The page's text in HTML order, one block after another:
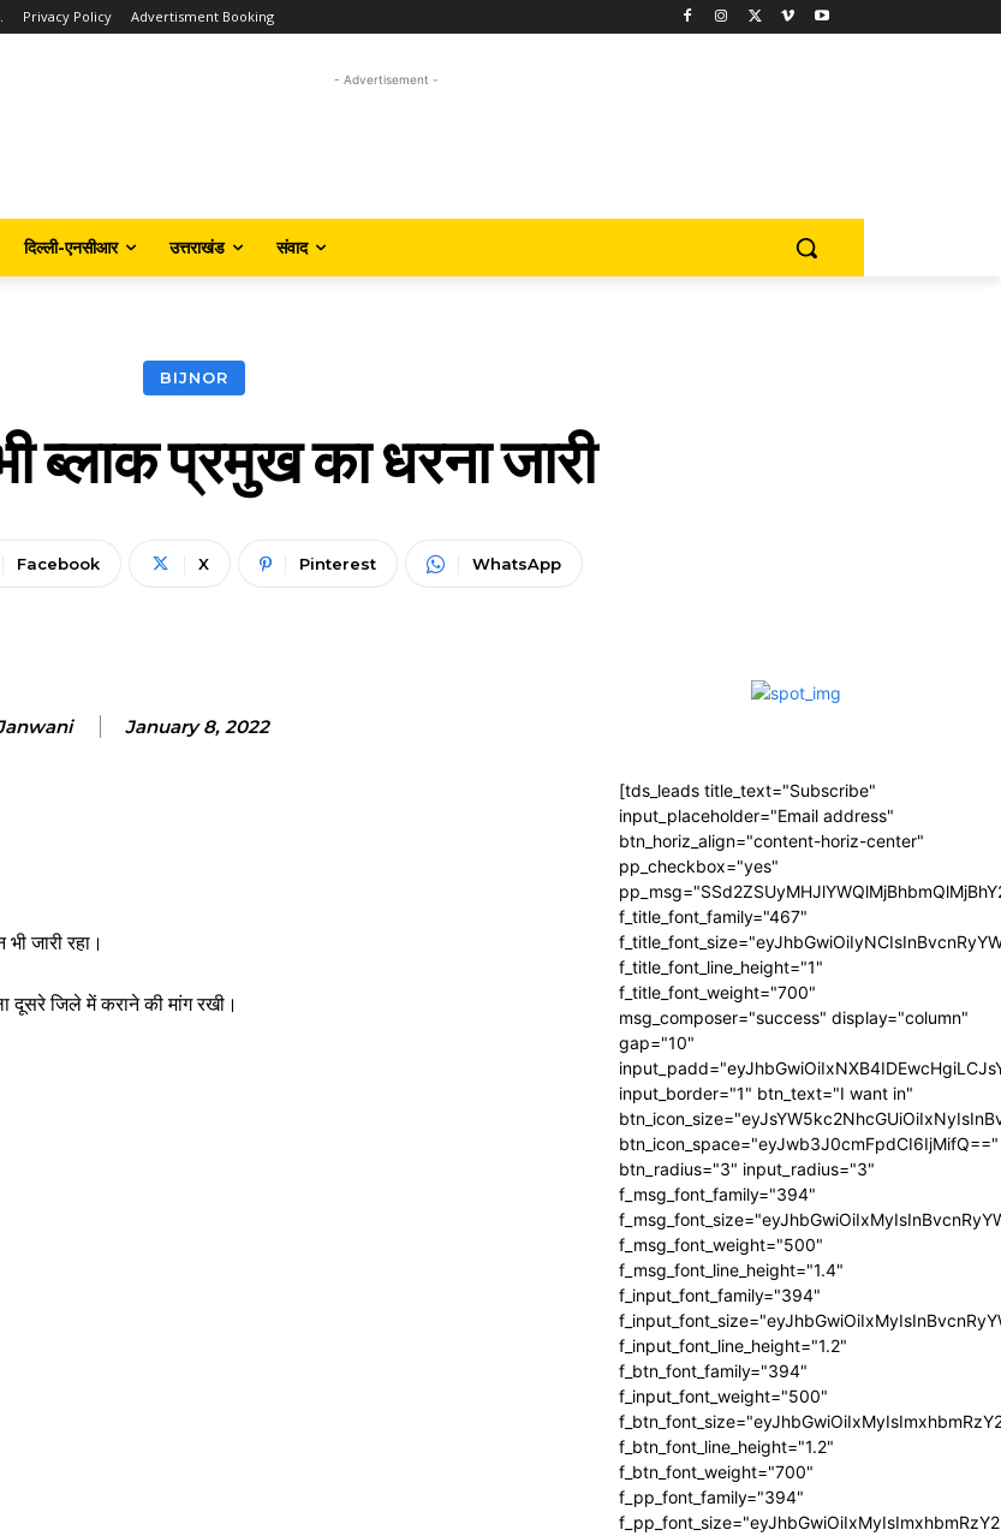
Privacy Policy Advertisment Booking
- Advertisement -
दिल्ली-एनसीआर उत्तराखंड संवाद
BIJNOR
ब्लाक प्रमुख का धरना जारी
Facebook X Pinterest WhatsApp
January 8, 2022
जारी रहा।
दूसरे जिले में कराने की मांग रखी।
[tds_leads title_text="Subscribe"
input_placeholder="Email address"
btn_horiz_align="content-horiz-center"
pp_checkbox="yes"
f_title_font_family="467"
f_title_font_line_height="1"
f_title_font_weight="700"
msg_composer="success" display="column"
gap="10"
input_border="1" btn_text="I want in"
btn_icon_space="eyJwb3J0cmFpdCI6IjMifQ=="
btn_radius="3" input_radius="3"
f_msg_font_family="394"
f_msg_font_weight="500"
f_msg_font_line_height="1.4"
f_input_font_family="394"
f_input_font_line_height="1.2"
f_btn_font_family="394"
f_input_font_weight="500"
f_btn_font_line_height="1.2"
f_btn_font_weight="700"
f_pp_font_family="394"